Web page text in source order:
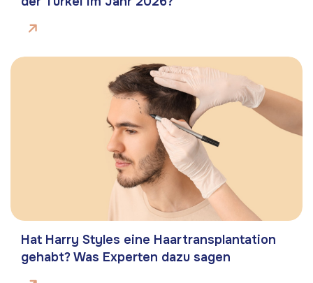
Hat Harry Styles eine Haartransplantation
gehabt? Was Experten dazu sagen